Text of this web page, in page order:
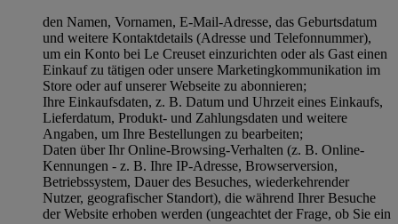
den Namen, Vornamen, E-Mail-Adresse, das Geburtsdatum
und weitere Kontaktdetails (Adresse und Telefonnummer),
um ein Konto bei Le Creuset einzurichten oder als Gast einen
Einkauf zu tätigen oder unsere Marketingkommunikation im
Store oder auf unserer Webseite zu abonnieren;
Ihre Einkaufsdaten, z. B. Datum und Uhrzeit eines Einkaufs,
Lieferdatum, Produkt- und Zahlungsdaten und weitere
Angaben, um Ihre Bestellungen zu bearbeiten;
Daten über Ihr Online-Browsing-Verhalten (z. B. Online-
Kennungen - z. B. Ihre IP-Adresse, Browserversion,
Betriebssystem, Dauer des Besuches, wiederkehrender
Nutzer, geografischer Standort), die während Ihrer Besuche
der Website erhoben werden (ungeachtet der Frage, ob Sie ein